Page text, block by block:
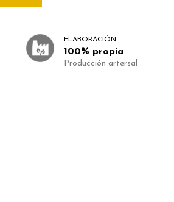
ELABORACIÓN
100% propia
Producción artersal